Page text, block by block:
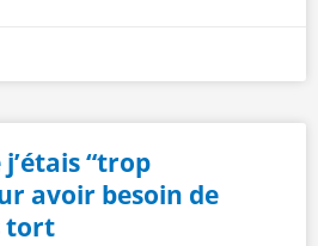
“trop
avoir besoin de
tort